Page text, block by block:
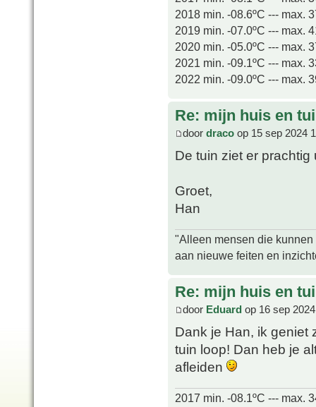
2018 min. -08.6ºC --- max.
2019 min. -07.0ºC --- max.
2020 min. -05.0ºC --- max.
2021 min. -09.1ºC --- max.
2022 min. -09.0ºC --- max.
Re: mijn huis en
door draco op 15 sep 2024
De tuin ziet er
Groet,
Han
"Alleen mensen die
aan nieuwe feiten en
Re: mijn huis en
door Eduard op 16 sep
Dank je Han, ik geniet
tuin loop! Dan heb je
afleiden
2017 min. -08.1ºC --- max.